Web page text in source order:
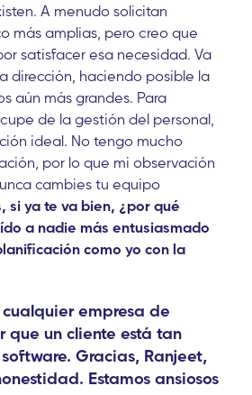
A menudo solicitan
más amplias, pero creo que
satisfacer esa necesidad. Va
dirección, haciendo posible la
aún más grandes. Para
de la gestión del personal,
ideal. No tengo mucho
por lo que mi observación
cambies tu equipo
si ya te va bien, ¿por qué
a nadie más entusiasmado
como yo con la
cualquier empresa de
que un cliente está tan
Gracias, Ranjeet,
Estamos ansiosos